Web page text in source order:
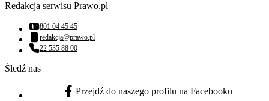
Redakcja serwisu Prawo.pl
Numer telefonu:
801 04 45 45
Adres email:
redakcja@prawo.pl
Numer telefonu:
22 535 88 00
Śledź nas
facebook - otwiera się w nowej karcie
Przejdź do naszego profilu na Facebooku